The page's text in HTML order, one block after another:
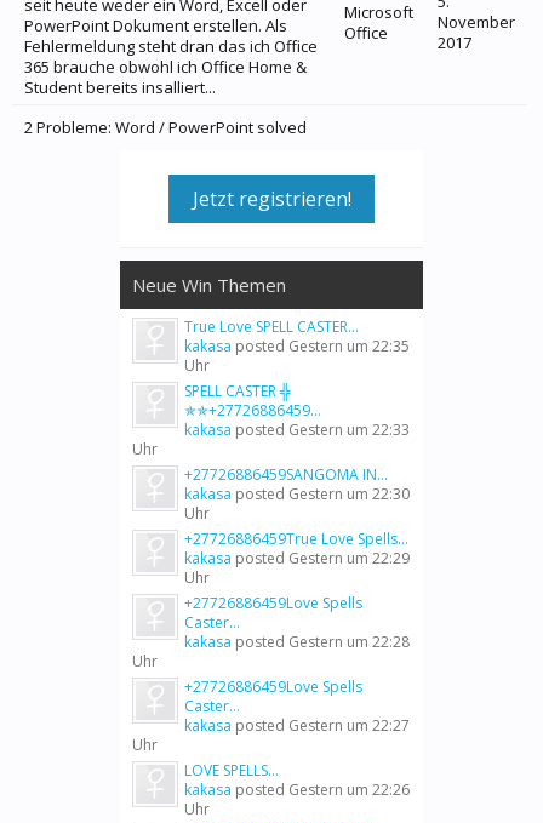
seit heute weder ein Word, Excell oder
PowerPoint Dokument erstellen. Als
Fehlermeldung steht dran das ich Office
365 brauche obwohl ich Office Home &
Student bereits insalliert...
Microsoft
Office
November
2017
2 Probleme: Word / PowerPoint solved
Jetzt registrieren!
Neue Win Themen
True Love SPELL CASTER...
kakasa posted Gestern um 22:35
Uhr
SPELL CASTER ╬
✯✯+27726886459...
kakasa posted Gestern um 22:33
Uhr
+27726886459SANGOMA IN...
kakasa posted Gestern um 22:30
Uhr
+27726886459True Love Spells...
kakasa posted Gestern um 22:29
Uhr
+27726886459Love Spells
Caster...
kakasa posted Gestern um 22:28
Uhr
+27726886459Love Spells
Caster...
kakasa posted Gestern um 22:27
Uhr
LOVE SPELLS...
kakasa posted Gestern um 22:26
Uhr